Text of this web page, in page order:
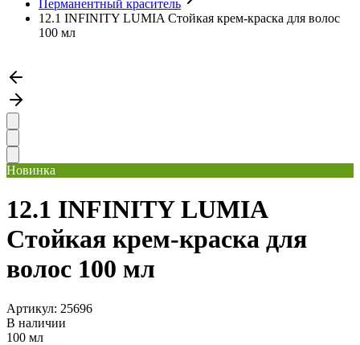
Перманентный краситель
12.1 INFINITY LUMIA Стойкая крем-краска для волос
100 мл
Новинка
12.1 INFINITY LUMIA
Стойкая крем-краска для
волос 100 мл
Артикул: 25696
В наличии
100 мл